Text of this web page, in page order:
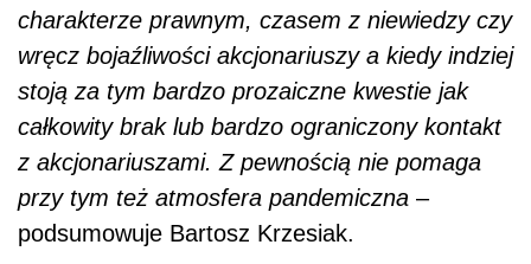
charakterze prawnym, czasem z niewiedzy czy
wręcz bojaźliwości akcjonariuszy a kiedy indziej
stoją za tym bardzo prozaiczne kwestie jak
całkowity brak lub bardzo ograniczony kontakt
z akcjonariuszami. Z pewnością nie pomaga
przy tym też atmosfera pandemiczna –
podsumowuje Bartosz Krzesiak.